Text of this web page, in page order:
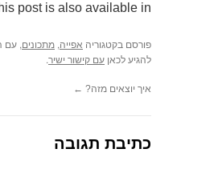
post is also available in:
פורסם בקטגוריה אפייה, מתכונים, עם
להגיע לכאן עם קישור ישיר.
איך יוצאים מזה? ←
כתיבת תגובה